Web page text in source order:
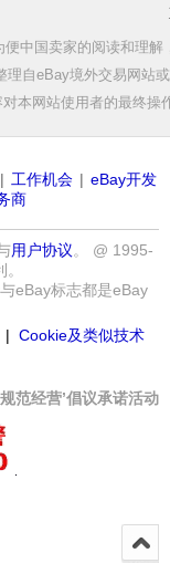
中国卖家的阅读和理
自eBay境外交易网站
本网站使用者的最终
| 工作机会 | eBay开发
商
用户协议。 @ 1995-
eBay标志都是eBay
| Cookie及类似技术
范经营’倡议承诺活动